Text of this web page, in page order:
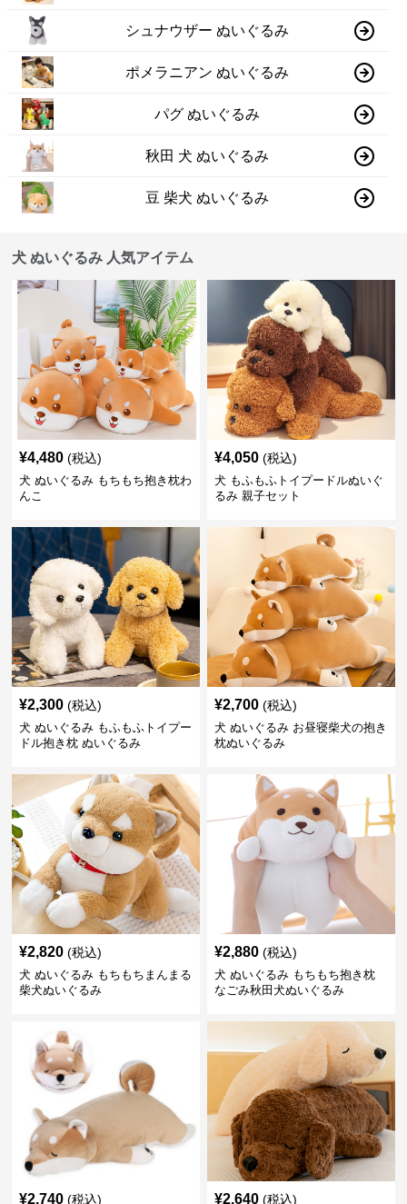
シュナウザー ぬいぐるみ
ポメラニアン ぬいぐるみ
パグ ぬいぐるみ
秋田 犬 ぬいぐるみ
豆 柴犬 ぬいぐるみ
犬 ぬいぐるみ 人気アイテム
¥4,480 (税込)
犬 ぬいぐるみ もちもち抱き枕わ
んこ
¥4,050 (税込)
犬 もふもふトイプードルぬいぐ
るみ 親子セット
¥2,300 (税込)
犬 ぬいぐるみ もふもふトイプー
ドル抱き枕 ぬいぐるみ
¥2,700 (税込)
犬 ぬいぐるみ お昼寝柴犬の抱き
枕ぬいぐるみ
¥2,820 (税込)
犬 ぬいぐるみ もちもちまんまる
柴犬ぬいぐるみ
¥2,880 (税込)
犬 ぬいぐるみ もちもち抱き枕
なごみ秋田犬ぬいぐるみ
¥2,740 (税込) ¥2,640 (税込)